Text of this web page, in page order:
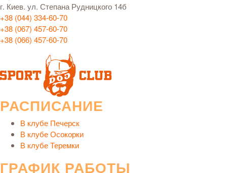
г. Киев. ул. Степана Рудницкого 14б
+38 (044) 334-60-70
+38 (067) 457-60-70
+38 (066) 457-60-70
РАСПИСАНИЕ
В клубе Печерск
В клубе Осокорки
В клубе Теремки
ГРАФИК РАБОТЫ